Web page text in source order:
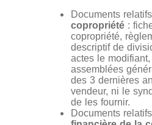
Documents
copropriété:
copropriété,
descriptif de
actes le
assemblées
des 3 dernières
vendeur, ni le
de les fournir.
Documents